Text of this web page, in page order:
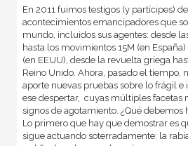
En 2011 fuimos testigos (y partícipes)
acontecimientos emancipadores que
mundo, incluidos sus agentes: desde
hasta los movimientos 15M (en
(en EEUU), desde la revuelta griega
Reino Unido. Ahora, pasado el tiempo,
aporte nuevas pruebas sobre lo frágil e
ese despertar, cuyas múltiples facetas
signos de agotamiento. ¿Qué debemos
Lo primero que hay que demostrar es
sigue actuando soterradamente: la